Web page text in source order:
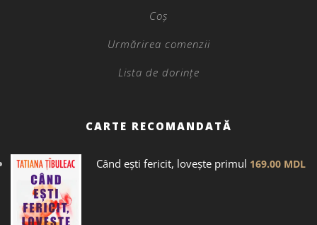
Coș
Urmărirea comenzii
Lista de dorințe
CARTE RECOMANDATĂ
Când ești fericit, lovește primul 169.00 MDL